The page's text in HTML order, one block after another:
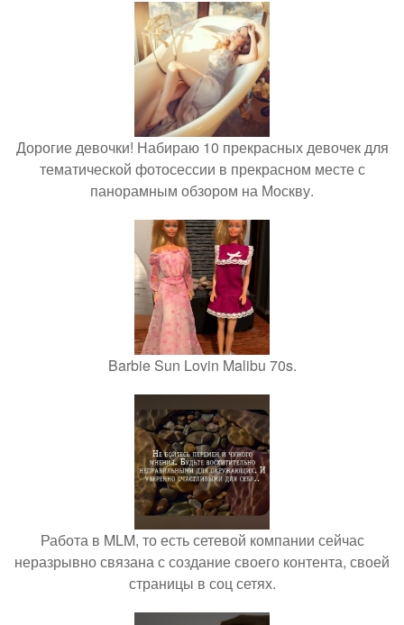
Дорогие девочки! Набираю 10 прекрасных девочек для
тематической фотосессии в прекрасном месте с
панорамным обзором на Москву.
Barbie Sun Lovin Malibu 70s.
Работа в MLM, то есть сетевой компании сейчас
неразрывно связана с создание своего контента, своей
страницы в соц сетях.